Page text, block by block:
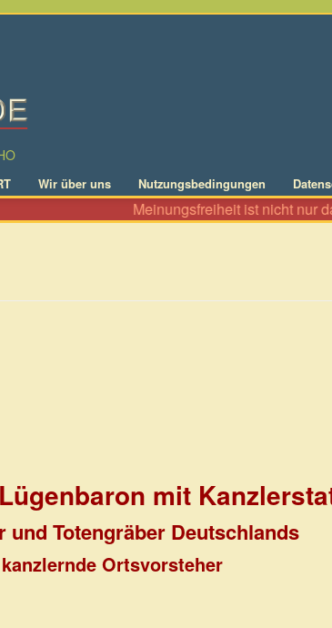
Wir über uns Nutzungsbedingungen
Meinungsfreiheit ist nicht nur das
Lügenbaron mit
und Totengräber Deutschlands
Ortsvorsteher